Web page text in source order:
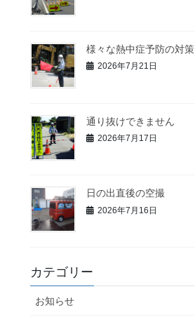
様々な熱中症予防の対策
2026年7月21日
通り抜けできません
2026年7月17日
日の出直後の空撮
2026年7月16日
カテゴリー
お知らせ